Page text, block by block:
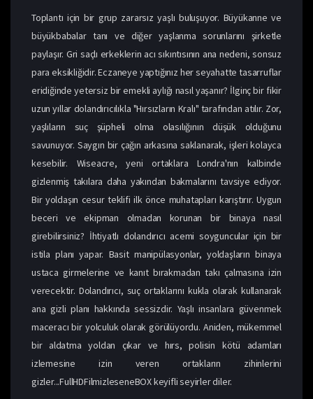
Toplantı için bir grup zararsız yaşlı buluşuyor. Büyükanne ve
büyükbabalar tanı ve diğer yaşlanma sorunlarını şirketle
paylaşır. Gri saçlı erkeklerin acı sıkıntısının ana nedeni, sonsuz
para eksikliğidir. Eczaneye yaptığınız her seyahatte tasarruflar
eridiğinde yetersiz bir emekli aylığı nasıl yaşanır? İlginç bir fikir
uzun yıllar dolandırıcılıkla "Hırsızların Kralı" tarafından atılır. Zor,
yaşlıların suç şüpheli olma olasılığının düşük olduğunu
savunuyor. Saygın bir çağın arkasına saklanarak, işleri kolayca
kesebilir. Wiseacre, yeni ortaklara Londra'nın kalbinde
gizlenmiş takılara daha yakından bakmalarını tavsiye ediyor.
Bir yoldaşın cesur teklifi ilk önce muhatapları karıştırır. Uygun
beceri ve ekipman olmadan korunan bir binaya nasıl
girebilirsiniz? İhtiyatlı dolandırıcı acemi soyguncular için bir
istila planı yapar. Basit manipülasyonlar, yoldaşların binaya
ustaca girmelerine ve kanıt bırakmadan takı çalmasına izin
verecektir. Dolandırıcı, suç ortaklarını kukla olarak kullanarak
ana gizli planı hakkında sessizdir. Yaşlı insanlara güvenmek
maceracı bir yolculuk olarak görülüyordu. Aniden, mükemmel
bir aldatma yoldan çıkar ve hırs, polisin kötü adamları
izlemesine izin veren ortakların zihinlerini
gizler...FullHDFilmizleseneBOX keyifli seyirler diler.